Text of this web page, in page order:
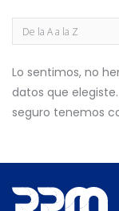
Lo sentimos, no
datos que
seguro tenemos